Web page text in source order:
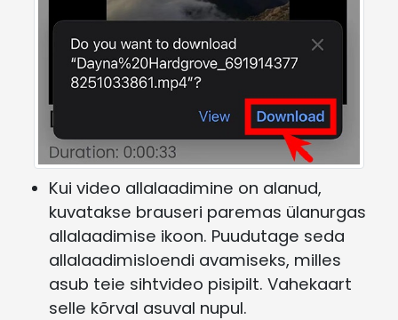
Kui video allalaadimine on alanud,
kuvatakse brauseri paremas ülanurgas
allalaadimise ikoon. Puudutage seda
allalaadimisloendi avamiseks, milles
asub teie sihtvideo pisipilt. Vahekaart
selle kõrval asuval nupul.